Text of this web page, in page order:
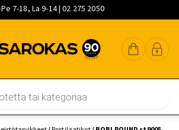
7-18, La 9-14 | 02 275 2050